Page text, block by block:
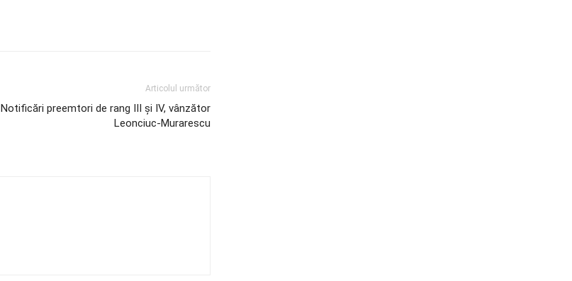
Articolul următor
Notificări preemtori de rang III și IV, vânzător
Leonciuc-Murarescu